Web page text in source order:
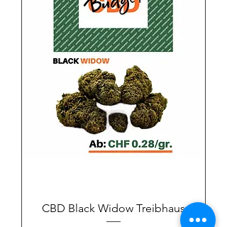
CBD Black Widow Treibhaus